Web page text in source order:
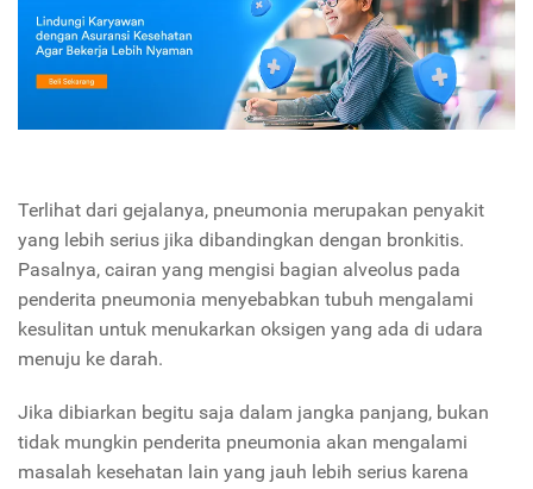
Terlihat dari gejalanya, pneumonia merupakan penyakit
yang lebih serius jika dibandingkan dengan bronkitis.
Pasalnya, cairan yang mengisi bagian alveolus pada
penderita pneumonia menyebabkan tubuh mengalami
kesulitan untuk menukarkan oksigen yang ada di udara
menuju ke darah.
Jika dibiarkan begitu saja dalam jangka panjang, bukan
tidak mungkin penderita pneumonia akan mengalami
masalah kesehatan lain yang jauh lebih serius karena